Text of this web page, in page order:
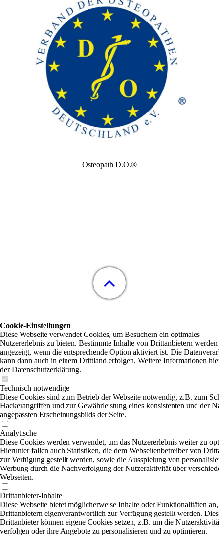
Osteopath D.O.®
Cookie-Einstellungen
Diese Webseite verwendet Cookies, um Besuchern ein optimales
Nutzererlebnis zu bieten. Bestimmte Inhalte von Drittanbietern
angezeigt, wenn die entsprechende Option aktiviert ist. Die
kann dann auch in einem Drittland erfolgen. Weitere Informationen
der Datenschutzerklärung.
Technisch notwendige
Diese Cookies sind zum Betrieb der Webseite notwendig, z.B. zum
Hackerangriffen und zur Gewährleistung eines konsistenten und der
angepassten Erscheinungsbilds der Seite.
Analytische
Diese Cookies werden verwendet, um das Nutzererlebnis weiter zu
Hierunter fallen auch Statistiken, die dem Webseitenbetreiber von
zur Verfügung gestellt werden, sowie die Ausspielung von
Werbung durch die Nachverfolgung der Nutzeraktivität über
Webseiten.
Drittanbieter-Inhalte
Diese Webseite bietet möglicherweise Inhalte oder Funktionalitäten
Drittanbietern eigenverantwortlich zur Verfügung gestellt werden.
Drittanbieter können eigene Cookies setzen, z.B. um die
verfolgen oder ihre Angebote zu personalisieren und zu optimieren.